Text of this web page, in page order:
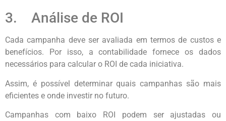
3. Análise de ROI
Cada campanha deve ser avaliada em termos de custos e
benefícios. Por isso, a contabilidade fornece os dados
necessários para calcular o ROI de cada iniciativa.
Assim, é possível determinar quais campanhas são mais
eficientes e onde investir no futuro.
Campanhas com baixo ROI podem ser ajustadas ou